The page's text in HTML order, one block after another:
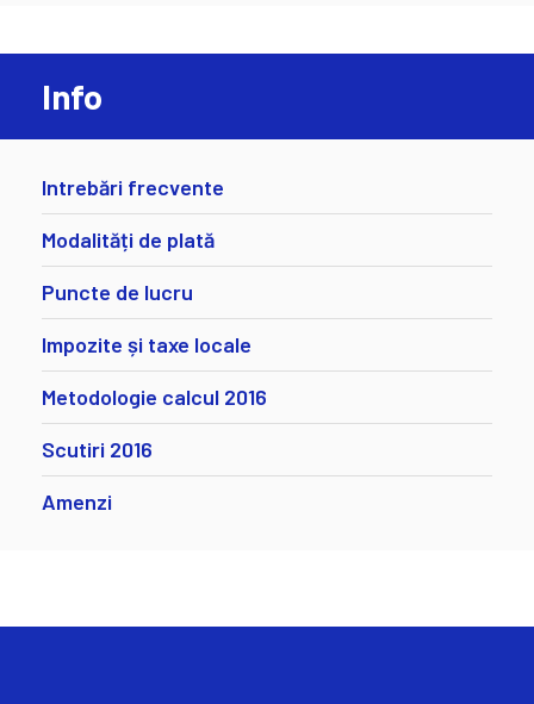
Info
Intrebări frecvente
Modalități de plată
Puncte de lucru
Impozite și taxe locale
Metodologie calcul 2016
Scutiri 2016
Amenzi